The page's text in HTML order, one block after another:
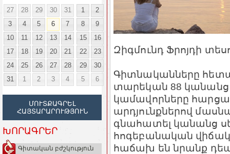
27
28 29 30 31 1
2
3
4 5 6 7 8
9
10
11 12 13 14 15
16
17
18 19 20 21 22
23
24
25 26 27 28 29
30
31
1 2 3 4 5 6
ՄՈՒՏՔԱԳՐԵԼ
ՀԱՅՏԱՐԱՐՈՒԹՅՈՒՆ
ԽՈՐԱԳՐԵՐ
Գիտական բժշկություն
Զիգմունդ Ֆրոյդի
Գիտնականները
տարեկան 88 կանանց
կամավորները
արդյունքներով
գնահատել կանանց
հոգեբանական
հաճախ են նրանք